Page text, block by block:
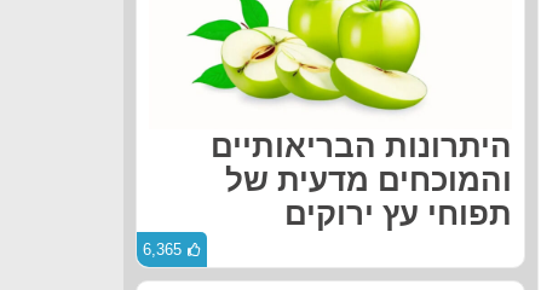
היתרונות הבריאותיים
והמוכחים מדעית של
תפוחי עץ ירוקים
6,365